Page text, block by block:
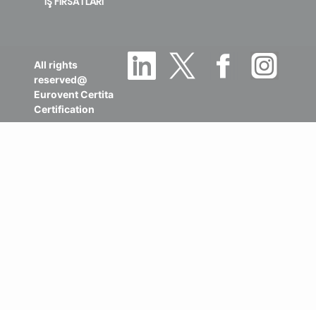
All rights
reserved@
Eurovent Certita
Certification